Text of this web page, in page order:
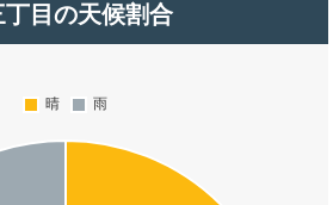
目の天候割合